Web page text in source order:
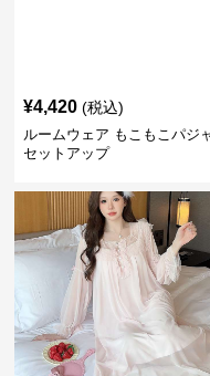
¥4,420 (税込)
ルームウェア もこもこパジ
セットアップ